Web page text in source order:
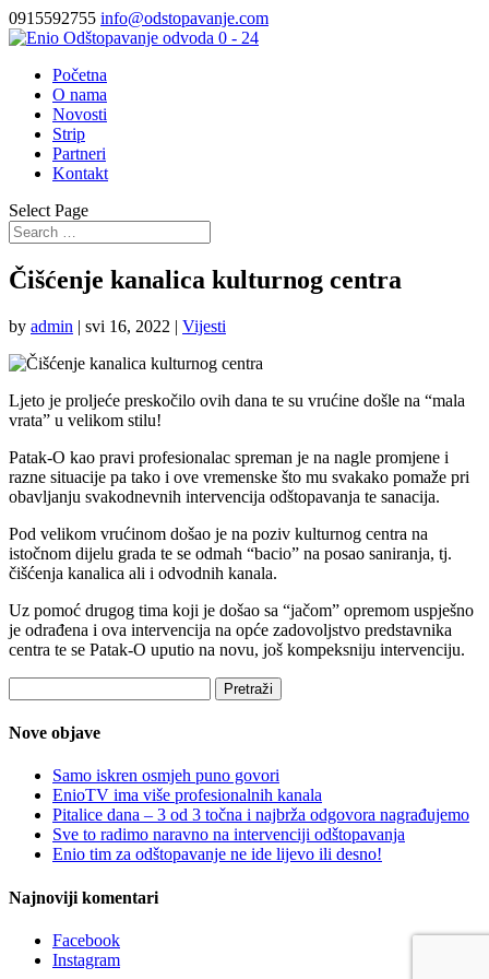
0915592755 info@odstopavanje.com
Početna
O nama
Novosti
Strip
Partneri
Kontakt
Select Page
Čišćenje kanalica kulturnog centra
by admin | svi 16, 2022 | Vijesti
Ljeto je proljeće preskočilo ovih dana te su vrućine došle na “mala
vrata” u velikom stilu!
Patak-O kao pravi profesionalac spreman je na nagle promjene i
razne situacije pa tako i ove vremenske što mu svakako pomaže pri
obavljanju svakodnevnih intervencija odštopavanja te sanacija.
Pod velikom vrućinom došao je na poziv kulturnog centra na
istočnom dijelu grada te se odmah “bacio” na posao saniranja, tj.
čišćenja kanalica ali i odvodnih kanala.
Uz pomoć drugog tima koji je došao sa “jačom” opremom uspješno
je odrađena i ova intervencija na opće zadovoljstvo predstavnika
centra te se Patak-O uputio na novu, još kompeksniju intervenciju.
Nove objave
Samo iskren osmjeh puno govori
EnioTV ima više profesionalnih kanala
Pitalice dana – 3 od 3 točna i najbrža odgovora nagrađujemo
Sve to radimo naravno na intervenciji odštopavanja
Enio tim za odštopavanje ne ide lijevo ili desno!
Najnoviji komentari
Facebook
Instagram